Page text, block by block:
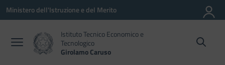
Vai ai contenuti
Vai al menu di navigazione
Vai al footer
Ministero dell'Istruzione e del Merito
Istituto Tecnico Economico e
Tecnologico
Girolamo Caruso